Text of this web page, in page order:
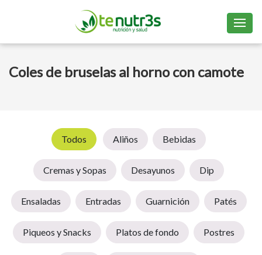
Coles de bruselas al horno con camote
Todos Aliños Bebidas
Cremas y Sopas Desayunos Dip
Ensaladas Entradas Guarnición Patés
Piqueos y Snacks Platos de fondo Postres